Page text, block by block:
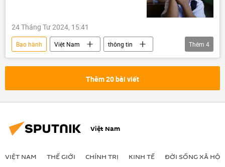
24 Tháng Tư 2024, 15:41
Bạo hành Việt Nam
thông tin
giáo dục
Trẻ em
cô giáo
Thêm 4
Thêm 20 bài viết
Việt Nam
VIỆT NAM THẾ GIỚI CHÍNH TRỊ KINH TẾ ĐỜI SỐNG XÃ HỘI